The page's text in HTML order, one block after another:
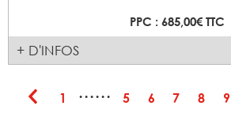
PPC : 685,00€ TTC
+ D'INFOS
1 ······ 5 6 7 8 9